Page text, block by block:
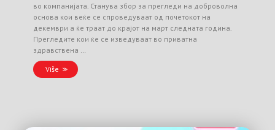
во компанијата. Станува збор за прегледи на доброволна
основа кои веќе се спроведуваат од почетокот на
декември а ќе траат до крајот на март следната година.
Прегледите кои ќе се изведуваат во приватна
здравствена …
Više